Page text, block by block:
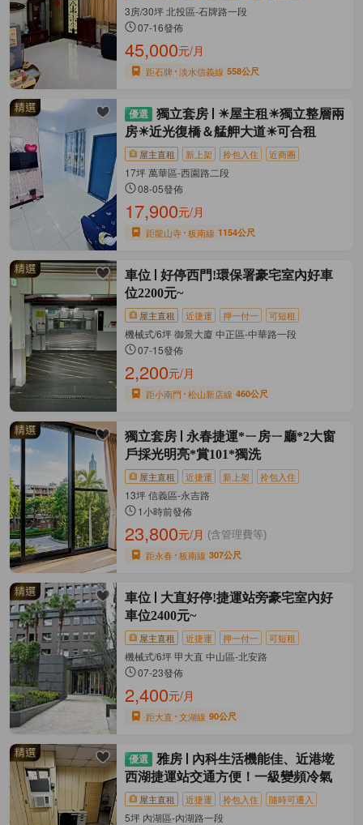
3房/30坪 北投區-石牌路一段
07-16發佈
45,000元/月
距石牌 淡水信義線 558公尺
獨立套房
☀屋主租☀獨立整層兩
房☀近光復橋＆艋舺大道☀可合租
屋主直租 新上架 拎包入住 近商圈
17坪 萬華區-西園路二段
08-05發佈
17,900元/月
距龍山寺 板南線 1154公尺
車位
好停西門!環保署豪宅室內好車
位2200元~
屋主直租 近捷運 押一付一 可短租
機械式/6坪 御景大廈 中正區-中華路一段
07-15發佈
2,200元/月
距小南門 松山新店線 460公尺
獨立套房
永春捷運*ㄧ房ㄧ廳*2大窗
戶採光明亮*賞101*獨洗
屋主直租 近捷運 新上架 拎包入住
13坪 信義區-永吉路
1小時前發佈
23,800元/月 (含管理費等)
距永春 板南線 307公尺
車位
大直好停!捷運站旁豪宅室內好
車位2400元~
屋主直租 近捷運 押一付一 可短租
機械式/6坪 甲大直 中山區-北安路
07-23發佈
2,400元/月
距大直 文湖線 90公尺
雅房
內科生活機能佳、近港墘
西湖捷運站交通方便！一級變頻冷氣
屋主直租 近捷運 拎包入住 隨時可遷入
5坪 內湖區-內湖路一段